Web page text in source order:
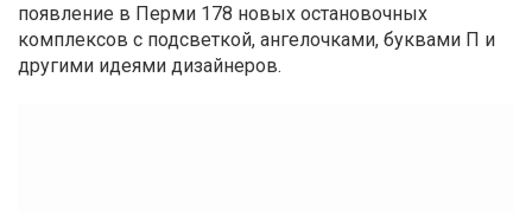
появление в Перми 178 новых остановочных
комплексов с подсветкой, ангелочками, буквами П и
другими идеями дизайнеров.